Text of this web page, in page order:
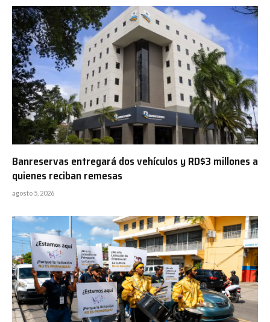
Banreservas entregará dos vehículos y RD$3 millones a
quienes reciban remesas
agosto 5, 2026